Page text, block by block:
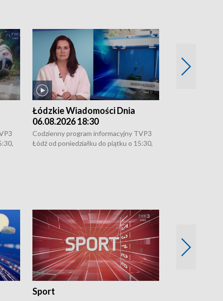
Łódzkie Wiadomości Dnia
06.08.2026 18:30
Codzienny program informacyjny TVP3
Łódź od poniedziałku do piątku o 15:30,
Sport